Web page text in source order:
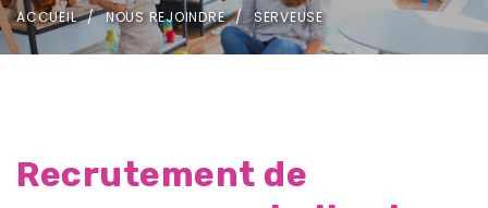
ACCUEIL NOUS REJOINDRE SERVEUSE
Recrutement de